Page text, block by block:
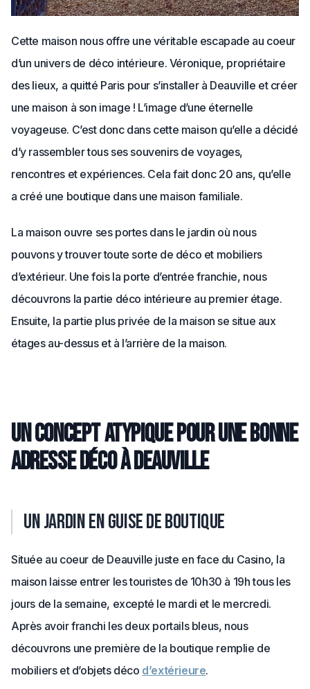
Cette maison nous offre une véritable escapade au coeur
d’un univers de déco intérieure. Véronique, propriétaire
des lieux, a quitté Paris pour s’installer à Deauville et créer
une maison à son image ! L’image d’une éternelle
voyageuse. C’est donc dans cette maison qu’elle a décidé
d’y rassembler tous ses souvenirs de voyages,
rencontres et expériences. Cela fait donc 20 ans, qu’elle
a créé une boutique dans une maison familiale.
La maison ouvre ses portes dans le jardin où nous
pouvons y trouver toute sorte de déco et mobiliers
d’extérieur. Une fois la porte d’entrée franchie, nous
découvrons la partie déco intérieure au premier étage.
Ensuite, la partie plus privée de la maison se situe aux
étages au-dessus et à l’arrière de la maison.
Un concept atypique pour une bonne
adresse déco à Deauville
Un jardin en guise de boutique
Située au coeur de Deauville juste en face du Casino, la
maison laisse entrer les touristes de 10h30 à 19h tous les
jours de la semaine, excepté le mardi et le mercredi.
Après avoir franchi les deux portails bleus, nous
découvrons une première de la boutique remplie de
mobiliers et d’objets déco d’extérieure.